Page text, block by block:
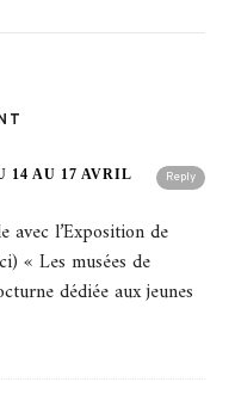
Reply
14 AU 17 AVRIL
l’Exposition de
« Les musées de
dédiée aux jeunes